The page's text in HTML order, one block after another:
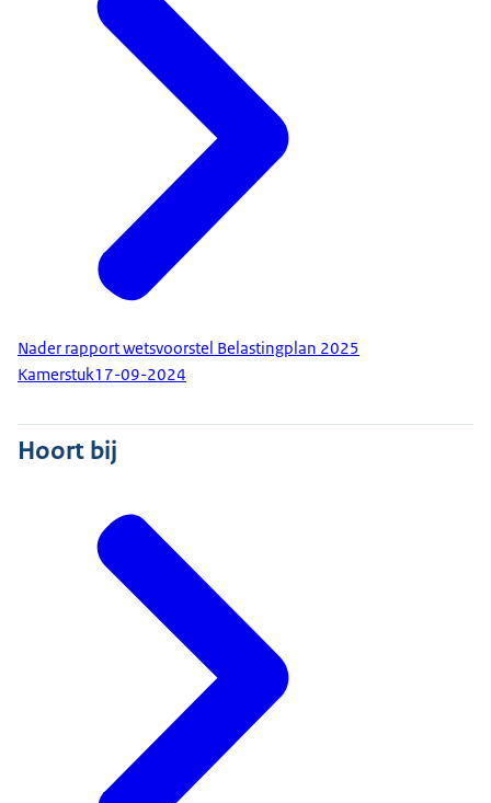
Nader rapport wetsvoorstel Belastingplan 2025
Kamerstuk17-09-2024
Hoort bij